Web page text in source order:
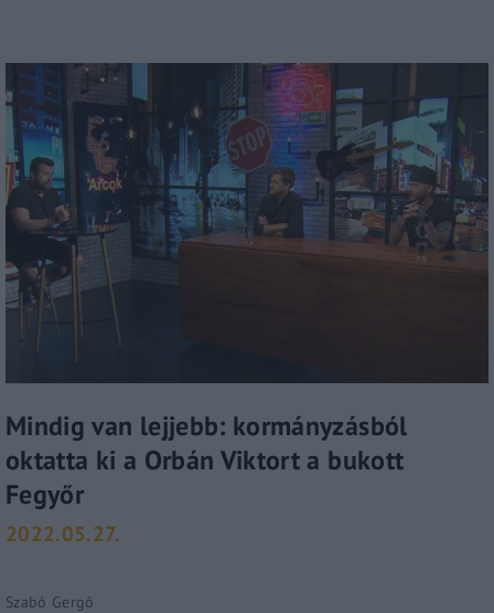
Mindig van lejjebb: kormányzásból
oktatta ki a Orbán Viktort a bukott
Fegyőr
2022.05.27.
Szabó Gergő